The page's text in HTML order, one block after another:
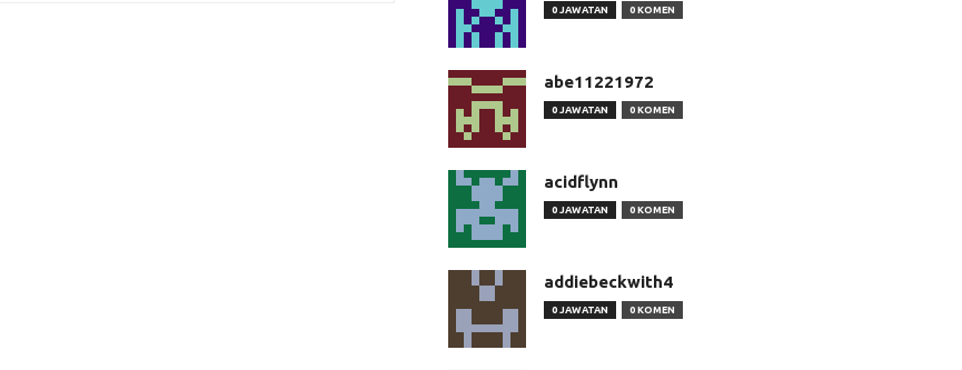
0 JAWATAN 0 KOMEN
abe11221972
0 JAWATAN 0 KOMEN
acidflynn
0 JAWATAN 0 KOMEN
addiebeckwith4
0 JAWATAN 0 KOMEN